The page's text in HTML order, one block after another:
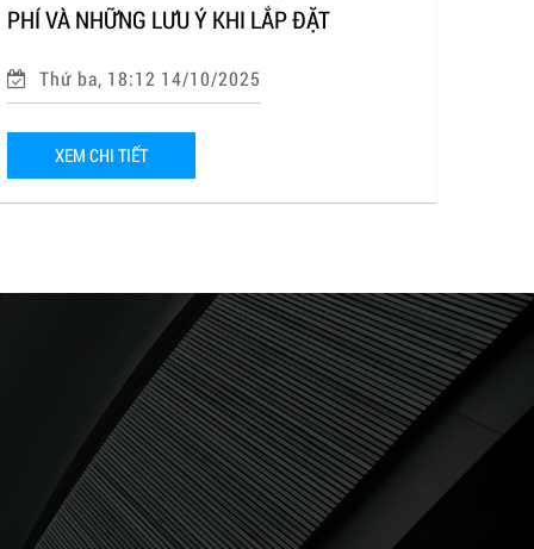
PHÍ VÀ NHỮNG LƯU Ý KHI LẮP ĐẶT
Thứ ba, 18:12 14/10/2025
XEM CHI TIẾT